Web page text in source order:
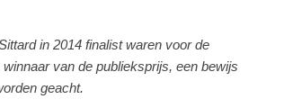
in 2014 finalist waren voor de
van de publieksprijs, een bewijs
geacht.